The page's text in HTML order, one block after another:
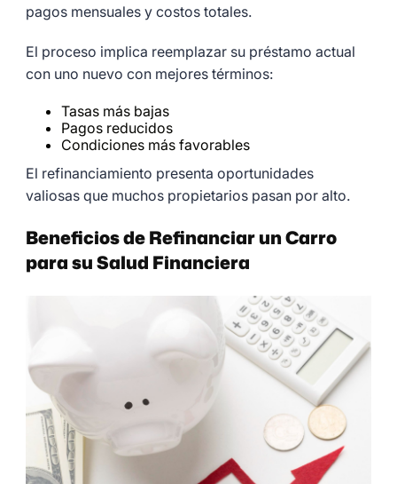
pagos mensuales y costos totales.
El proceso implica reemplazar su préstamo actual
con uno nuevo con mejores términos:
Tasas más bajas
Pagos reducidos
Condiciones más favorables
El refinanciamiento presenta oportunidades
valiosas que muchos propietarios pasan por alto.
Beneficios de Refinanciar un Carro
para su Salud Financiera